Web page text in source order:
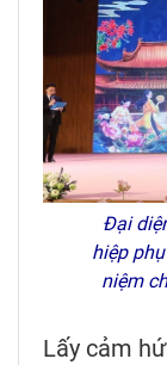
Đại
hiệp
niệm
Lấy cảm